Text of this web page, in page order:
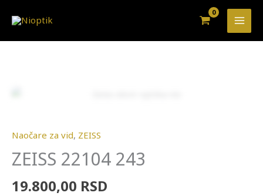
Naočare za vid, ZEISS
ZEISS 22104 243
19.800,00 RSD
22104